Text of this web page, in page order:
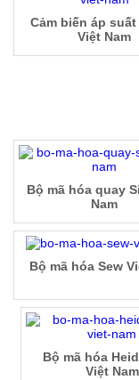
Cảm biến áp
Việt Nam
Bộ mã hóa quay
Nam
Bộ mã hóa Sew
Bộ mã hóa
Việt Nam